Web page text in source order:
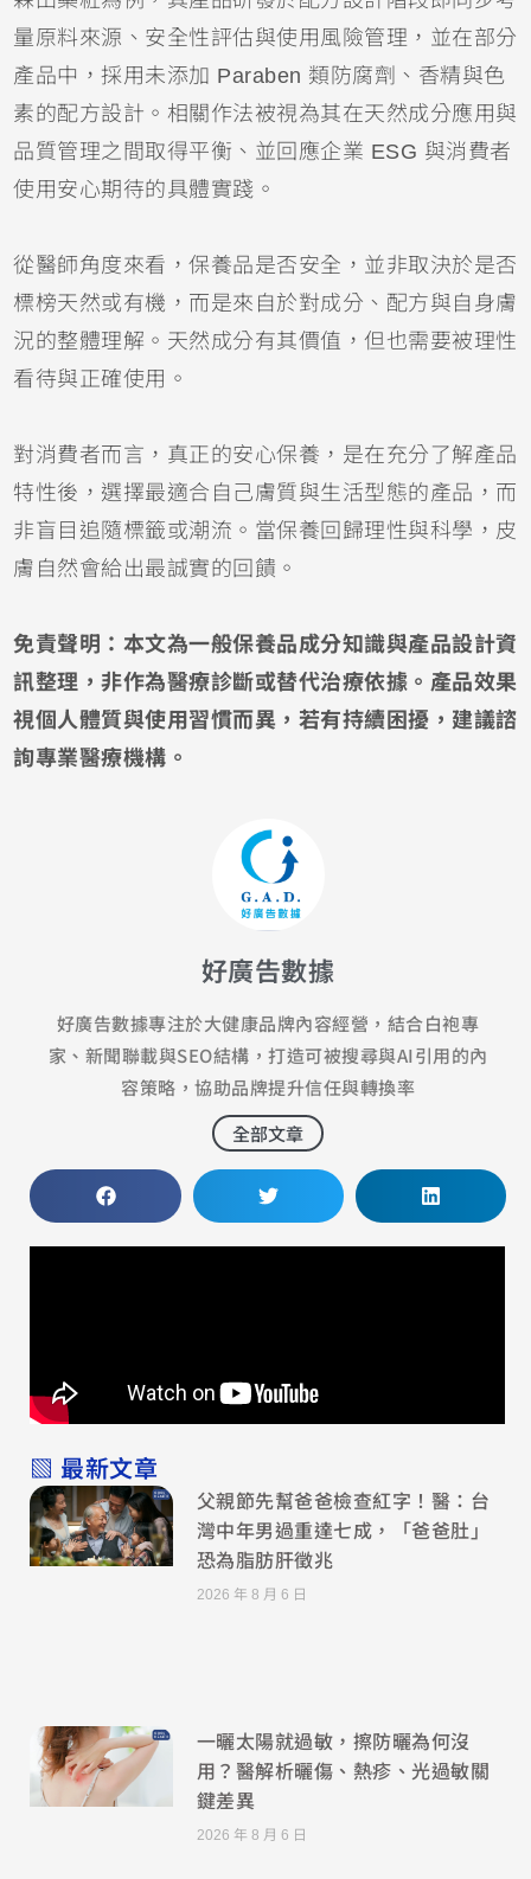
量原料來源、安全性評估與使用風險管理，並在部分
產品中，採用未添加 Paraben 類防腐劑、香精與色
素的配方設計。相關作法被視為其在天然成分應用與
品質管理之間取得平衡、並回應企業 ESG 與消費者
使用安心期待的具體實踐。
從醫師角度來看，保養品是否安全，並非取決於是否
標榜天然或有機，而是來自於對成分、配方與自身膚
況的整體理解。天然成分有其價值，但也需要被理性
看待與正確使用。
對消費者而言，真正的安心保養，是在充分了解產品
特性後，選擇最適合自己膚質與生活型態的產品，而
非盲目追隨標籤或潮流。當保養回歸理性與科學，皮
膚自然會給出最誠實的回饋。
免責聲明：本文為一般保養品成分知識與產品設計資
訊整理，非作為醫療診斷或替代治療依據。產品效果
視個人體質與使用習慣而異 ， 若有持續困擾 ， 建議諮
詢專業醫療機構。
好廣告數據
好廣告數據專注於大健康品牌內容經營，結合白袍專
家、新聞聯載與SEO結構，打造可被搜尋與AI引用的內
容策略，協助品牌提升信任與轉換率
全部文章
▧ 最新文章
父親節先幫爸爸檢查紅字！醫：台
灣中年男過重達七成，「爸爸肚」
恐為脂肪肝徵兆
2026 年 8 月 6 日
一曬太陽就過敏，擦防曬為何沒
用？醫解析曬傷、熱疹、光過敏關
鍵差異
2026 年 8 月 6 日